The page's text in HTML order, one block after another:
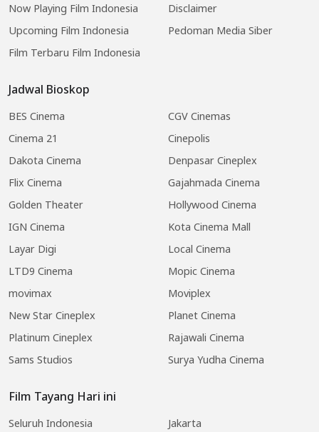
Now Playing Film Indonesia
Upcoming Film Indonesia
Film Terbaru Film Indonesia
Jadwal Bioskop
BES Cinema
CGV Cinemas
Cinema 21
Cinepolis
Dakota Cinema
Denpasar Cineplex
Flix Cinema
Gajahmada Cinema
Golden Theater
Hollywood Cinema
IGN Cinema
Kota Cinema Mall
Layar Digi
Local Cinema
LTD9 Cinema
Mopic Cinema
movimax
Moviplex
New Star Cineplex
Planet Cinema
Platinum Cineplex
Rajawali Cinema
Sams Studios
Surya Yudha Cinema
Film Tayang Hari ini
Seluruh Indonesia Jakarta
Disclaimer
Pedoman Media Siber